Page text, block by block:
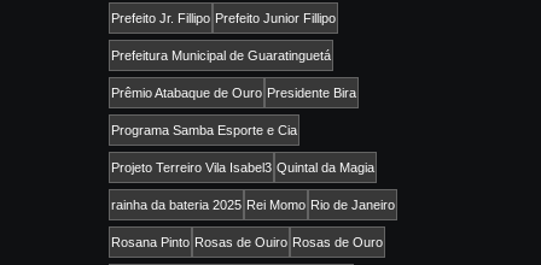
Prefeito Jr. Fillipo Prefeito Junior Fillipo
Prefeitura Municipal de Guaratinguetá
Prêmio Atabaque de Ouro Presidente Bira
Programa Samba Esporte e Cia
Projeto Terreiro Vila Isabel3 Quintal da Magia
rainha da bateria 2025 Rei Momo Rio de Janeiro
Rosana Pinto Rosas de Ouiro Rosas de Ouro